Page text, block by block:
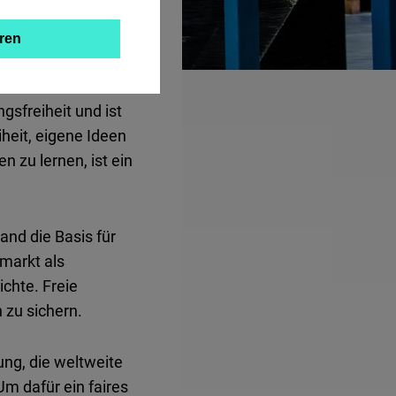
und ist
eigene Ideen
zu lernen, ist ein
die Basis für
als
Freie
sichern.
die weltweite
dafür ein faires